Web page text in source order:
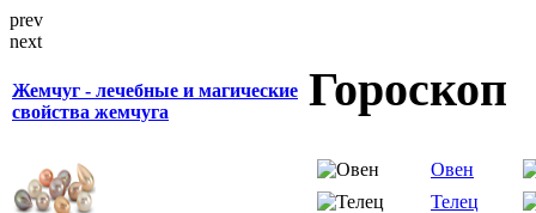
prev
next
Жемчуг - лечебные и магические
свойства жемчуга
Гороскоп
Овен
Телец